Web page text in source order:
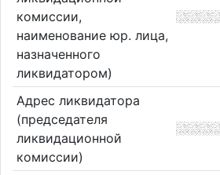
комиссии,
наименование юр. лица,
назначенного
ликвидатором)
Адрес ликвидатора
(председателя
ликвидационной
комиссии)